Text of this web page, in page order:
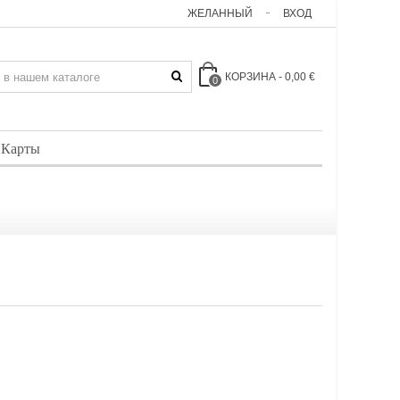
ЖЕЛАННЫЙ ВХОД
0 КОРЗИНА - 0,00 €